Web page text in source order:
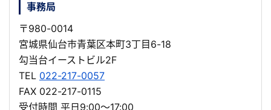
事務局
〒980-0014
宮城県仙台市青葉区本町3丁目6-18
勾当台イーストビル2F
TEL 022-217-0057
FAX 022-217-0115
受付時間 平日9:00～17:00